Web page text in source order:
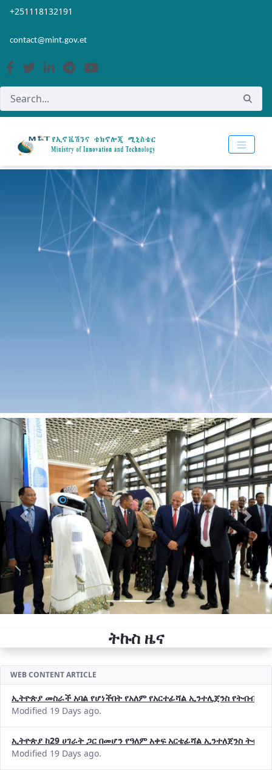
Skip to Main Content
Open Accessibility Menu
+251118132191
contact@mint.gov.et
Previous Next
ትኩስ ዜና
WEB CONTENT ARTICLE
ኢትዮጵያ መስራች አባል የሆነችበት የአለም የአርተፊሻል ኢንተሊጀንስ የትብብር
Modified 19 Days ago.
ኢትዮጵያ ከ29 ሀገራት ጋር በመሆን የዓለም አቀፍ አርቴፊሻል ኢንተለጀንስ
Modified 19 Days ago.